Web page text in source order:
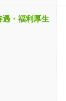
遇・福利厚生